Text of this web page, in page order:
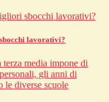
lavorativi?
terza media impone di
gli anni di
le diverse scuole